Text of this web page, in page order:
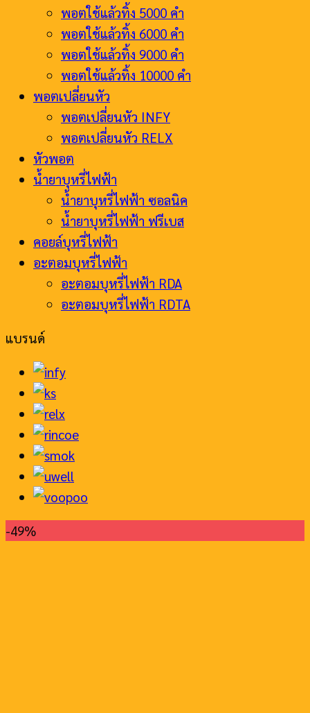
พอตใช้แล้วทิ้ง 5000 คำ
พอตใช้แล้วทิ้ง 6000 คำ
พอตใช้แล้วทิ้ง 9000 คำ
พอตใช้แล้วทิ้ง 10000 คำ
พอตเปลี่ยนหัว
พอตเปลี่ยนหัว INFY
พอตเปลี่ยนหัว RELX
หัวพอต
น้ำยาบุหรี่ไฟฟ้า
น้ำยาบุหรี่ไฟฟ้า ซอลนิค
น้ำยาบุหรี่ไฟฟ้า ฟรีเบส
คอยล์บุหรี่ไฟฟ้า
อะตอมบุหรี่ไฟฟ้า
อะตอมบุหรี่ไฟฟ้า RDA
อะตอมบุหรี่ไฟฟ้า RDTA
แบรนด์
-49%